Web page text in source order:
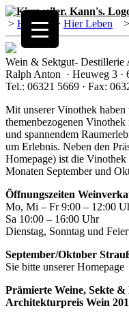
> Home> Hier Leben >
Wein & Sektgut- Destillerie
Ralph Anton · Heuweg 3 ·
Tel.: 06321 5669 · Fax:
Mit unserer Vinothek haben
themenbezogenen
und spannendem
um Erlebnis. Neben den
Homepage) ist die Vinothek
Monaten September und
Öffnungszeiten
Mo, Mi – Fr 9:00 – 12:00
Sa 10:00 – 16:00 Uhr
Dienstag, Sonntag und
September/Oktober
Sie bitte unserer Homepage
Prämierte Weine, Sekte
Architekturpreis Wein